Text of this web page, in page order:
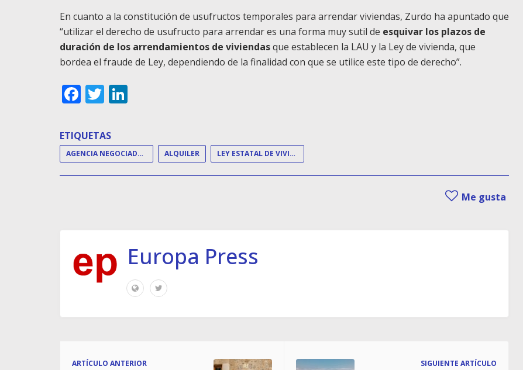
En cuanto a la constitución de usufructos temporales para arrendar viviendas, Zurdo ha apuntado que
“utilizar el derecho de usufructo para arrendar es una forma muy sutil de esquivar los plazos de
duración de los arrendamientos de viviendasque establecen la LAU y la Ley de vivienda, que
bordea el fraude de Ley, dependiendo de la finalidad con que se utilice este tipo de derecho”.
Facebook
Twitter
ETIQUETAS
AGENCIA NEGOCIADORA DEL ALQUILER ALQUILER LEY ESTATAL DE VIVIENDA
Me gusta
Europa Press
ARTÍCULO ANTERIOR SIGUIENTE ARTÍCULO